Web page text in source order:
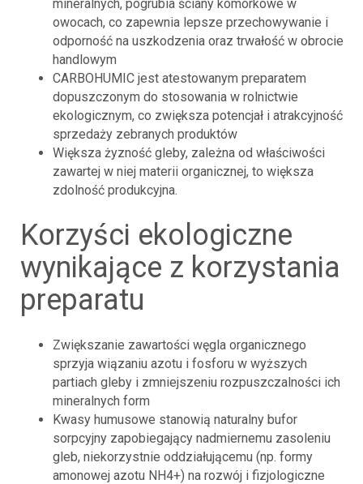
mineralnych, pogrubia ściany komórkowe w
owocach, co zapewnia lepsze przechowywanie i
odporność na uszkodzenia oraz trwałość w obrocie
handlowym
CARBOHUMIC jest atestowanym preparatem
dopuszczonym do stosowania w rolnictwie
ekologicznym, co zwiększa potencjał i atrakcyjność
sprzedaży zebranych produktów
Większa żyzność gleby, zależna od właściwości
zawartej w niej materii organicznej, to większa
zdolność produkcyjna.
korzyści ekologiczne
wynikające z korzystania
preparatu
Zwiększanie zawartości węgla organicznego
sprzyja wiązaniu azotu i fosforu w wyższych
partiach gleby i zmniejszeniu rozpuszczalności ich
mineralnych form
Kwasy humusowe stanowią naturalny bufor
sorpcyjny zapobiegający nadmiernemu zasoleniu
gleb, niekorzystnie oddziałującemu (np. formy
amonowej azotu NH4+) na rozwój i fizjologiczne